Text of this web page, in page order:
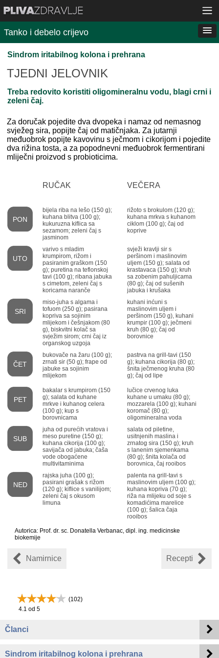
Tanko i debelo crijevo
Sindrom iritabilnog kolona i prehrana
TJEDNI JELOVNIK
Treba redovito koristiti oligomineralnu vodu, blagi crni i
zeleni čaj.
Za doručak pojedite dva dvopeka i namaz od nemasnog
svježeg sira, popijte čaj od matičnjaka. Za jutarnji
međuobrok popijte kavovinu s ječmom i cikorijom i pojedite
dva rižina tosta, a za popodnevni međuobrok fermentirani
mliječni proizvod s probioticima.
RUČAK VEČERA
PON
bijela riba na lešo (150 g);
kuhana blitva (100 g);
kukuruzna kiflica sa
sezamom; zeleni čaj s
jasminom
rižoto s brokulom (120 g);
kuhana mrkva s kuhanom
ciklom (100 g); čaj od
koprive
UTO
varivo s mladim
krumpirom, rižom i
pasiranim graškom (150
g); puretina na teflonskoj
tavi (100 g); ribana jabuka
s cimetom, zeleni čaj s
koricama naranče
svježi kravlji sir s
peršinom i maslinovim
uljem (150 g); salata od
krastavaca (150 g); kruh
sa zobenim pahuljicama
(80 g); čaj od sušenih
jabuka i krušaka
SRI
miso-juha s algama i
tofuom (250 g); pasirana
kopriva sa sojinim
mlijekom i češnjakom (80
g), biskvitni kolač sa
svježim sirom; crni čaj iz
organskog uzgoja
kuhani inćuni s
maslinovim uljem i
peršinom (150 g), kuhani
krumpir (100 g); ječmeni
kruh (80 g); čaj od
borovnice
ČET
bukovače na žaru (100 g);
zrnati sir (50 g); frape od
jabuke sa sojinim
mlijekom
pastrva na grill-tavi (150
g); kuhana cikorija (80 g);
šnita ječmenog kruha (80
g); čaj od lipe
PET
bakalar s krumpirom (150
g); salata od kuhane
mrkve i kuhanog celera
(100 g); kup s
borovnicama
lučice crvenog luka
kuhane u umaku (80 g);
mozzarela (100 g); kuhani
koromač (80 g);
oligomineralna voda
SUB
juha od purećih vratova i
meso puretine (150 g);
kuhana cikorija (100 g);
savijača od jabuka; čaša
vode obogaćene
multivitaminima
salata od piletine,
usitnjenih maslina i
zrnatog sira (150 g); kruh
s lanenim sjemenkama
(80 g); šnita kolača od
borovnica, čaj rooibos
NED
rajska juha (100 g);
pasirani grašak s rižom
(120 g); kiflice s vanilijom;
zeleni čaj s okusom
limuna
palenta na grill-tavi s
maslinovim uljem (100 g);
kuhana kopriva (70 g);
riža na mlijeku od soje s
komadićima marelice
(100 g); šalica čaja
rooibos
Autorica: Prof. dr. sc. Donatella Verbanac, dipl. ing. medicinske
biokemije
Namirnice Recepti
(102)
4.1 od 5
Članci
Sindrom iritabilnog kolona i prehrana